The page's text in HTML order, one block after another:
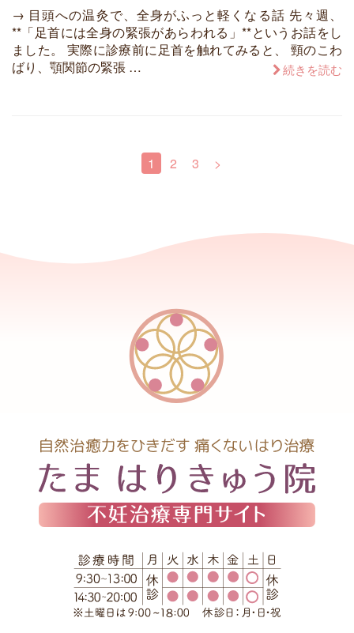
→ 目頭への温灸で、全身がふっと軽くなる話 先々週、
**「足首には全身の緊張があらわれる」**というお話をし
ました。 実際に診療前に足首を触れてみると、 頸のこわ
ばり、顎関節の緊張 …
続きを読む
1 2 3 >